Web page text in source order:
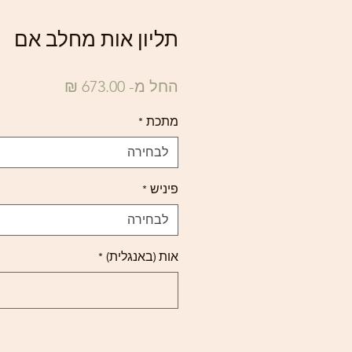
תליון אות מחלב אם
החל מ- 673.00 ₪
מתכת *
לבחירה
פיניש *
לבחירה
אות (באנגלית) *